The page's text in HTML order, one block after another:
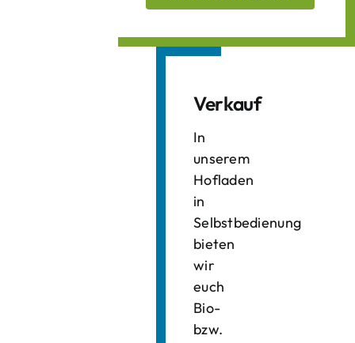
Verkauf
In
unserem
Hofladen
in
Selbstbedienung
bieten
wir
euch
Bio-
bzw.